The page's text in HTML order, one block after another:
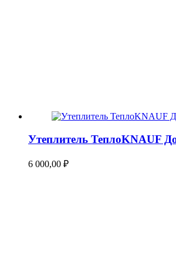
Утеплитель ТеплоKNAUF
6 000,00 ₽